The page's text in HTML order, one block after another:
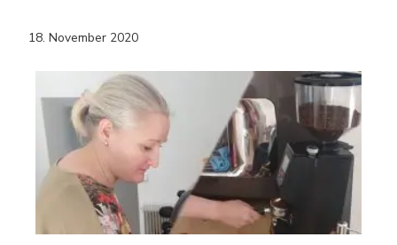
18. November 2020